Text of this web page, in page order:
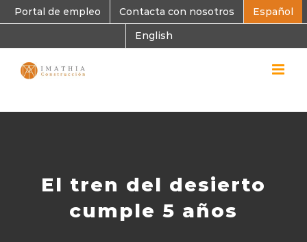
Skip
to
Portal de empleo Contacta con nosotros
Español
English
El tren del desierto
cumple 5 años